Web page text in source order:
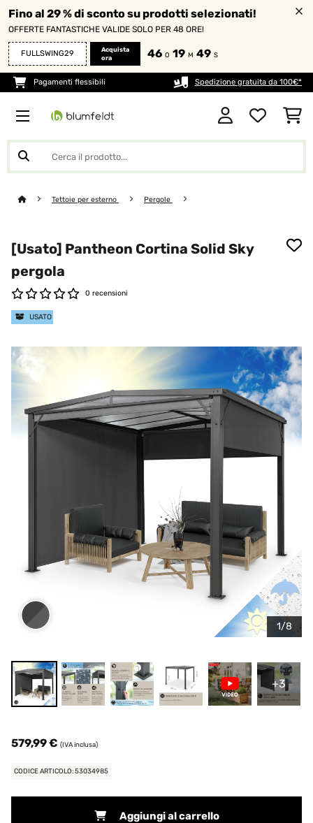
Fino al 29 % di sconto su prodotti selezionati!
OFFERTE FANTASTICHE VALIDE SOLO PER 48 ORE!
FULLSWING29
Acquista
ora
46 O 19 M 49 S
Pagamenti flessibili Spedizione gratuita da 100€*
Tettoie per esterno Pergole
[Usato] Pantheon Cortina Solid Sky
pergola
0 recensioni
USATO
1/8
+3
579,99 € (IVA inclusa)
CODICE ARTICOLO: 53034985
Aggiungi al carrello